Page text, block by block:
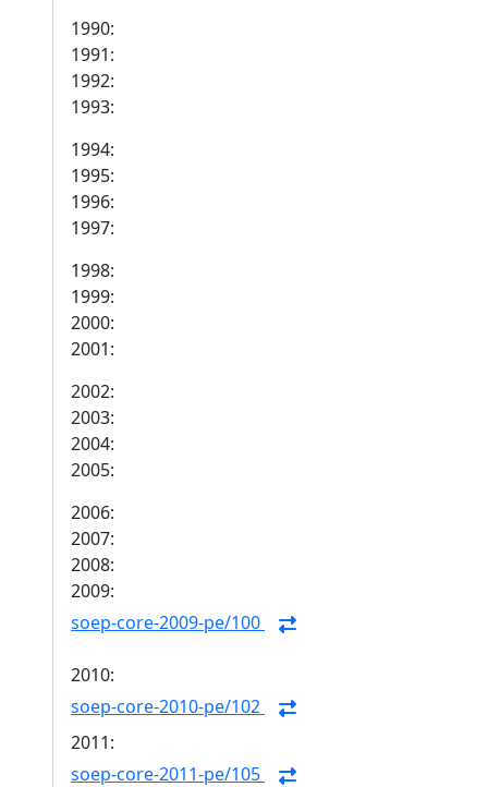
1990:
1991:
1992:
1993:
1994:
1995:
1996:
1997:
1998:
1999:
2000:
2001:
2002:
2003:
2004:
2005:
2006:
2007:
2008:
2009:
soep-core-2009-pe/100
2010:
soep-core-2010-pe/102
2011:
soep-core-2011-pe/105